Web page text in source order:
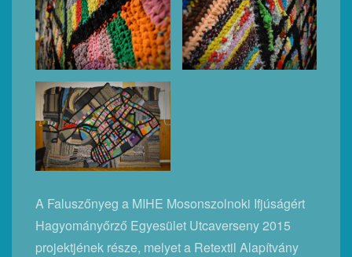
A Faluszőnyeg a MIHE Mosonszolnoki Ifjúságért
Hagyományőrző Egyesület Utcaverseny 2015
projektjének része, melyet a Retextil Alapítvány